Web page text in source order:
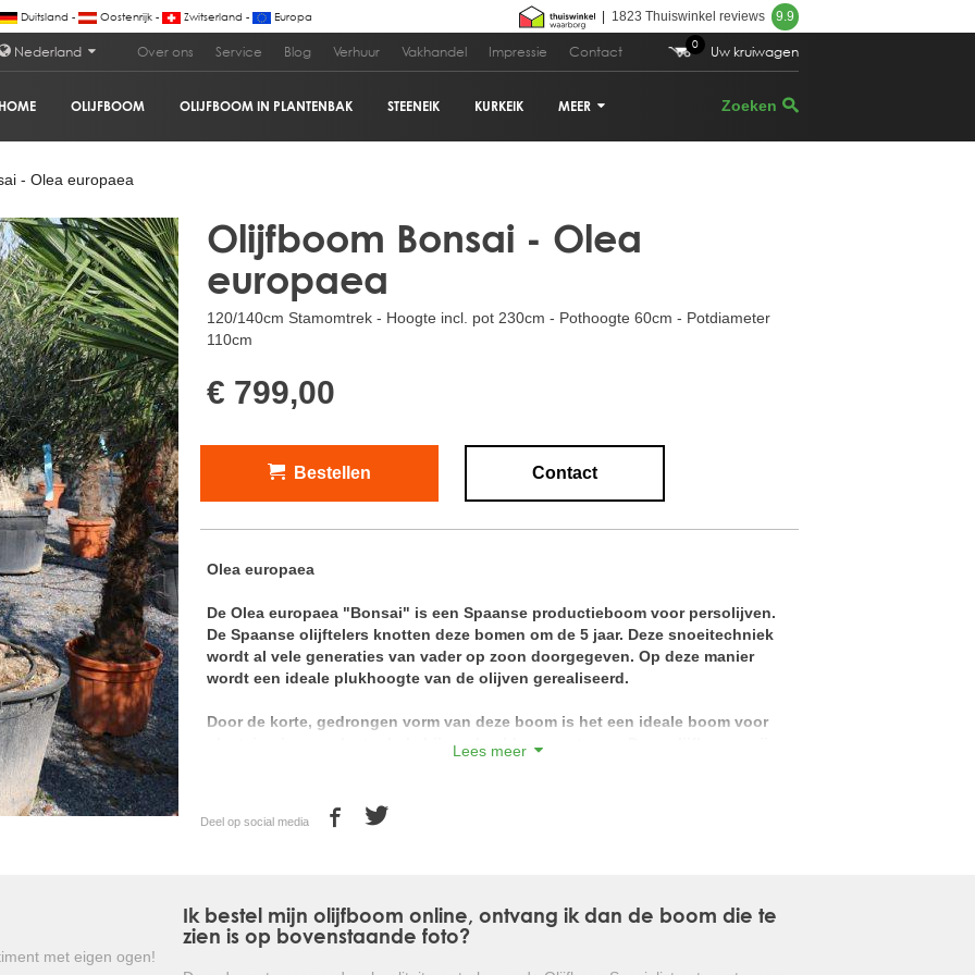
Duitsland - Oostenrijk - Zwitserland - Europa 1823 Thuiswinkel reviews 9.9
Nederland Over ons Service Blog Verhuur Vakhandel Impressie Contact 0 Uw kruiwagen
HOME OLIJFBOOM OLIJFBOOM IN PLANTENBAK STEENEIK KURKEIK MEER
PALMBOOM
PARASOLDEN
GLANSMISPEL
OLIJFWILG
CIPRES
Bestellen
€ 799,00
- Olea europaea
Olijfboom Bonsai - Olea
europaea
120/140cm Stamomtrek - Hoogte incl. pot 230cm - Pothoogte 60cm - Potdiameter
110cm
€ 799,00
Bestellen Contact
Olea europaea
De Olea europaea "Bonsai" is een Spaanse productieboom voor persolijven.
De Spaanse olijftelers knotten deze bomen om de 5 jaar. Deze snoeitechniek
wordt al vele generaties van vader op zoon doorgegeven. Op deze manier
wordt een ideale plukhoogte van de olijven gerealiseerd.
Door de korte, gedrongen vorm van deze boom is het een ideale boom voor
plaatsing in een plantenbak, bijvoorbeeld op een terras. Deze olijfbomen zijn
en overtuig uzelf.
Reeds duizenden jaren wordt de olijfboom verbouwd in het mediterrane gebied.
Door de waardevolle vruchten (olijven) leent de olijfboom zich uitstekend voor de
Lees meer
Deel op social media
met eigen ogen!
Ik bestel mijn olijfboom online, ontvang ik dan de boom die te
zien is op bovenstaande foto?